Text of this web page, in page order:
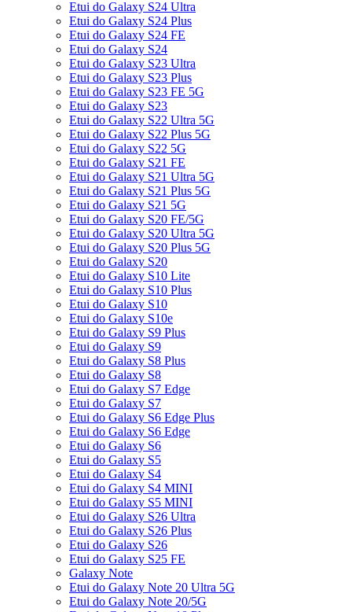
Etui do Galaxy S24 Ultra
Etui do Galaxy S24 Plus
Etui do Galaxy S24 FE
Etui do Galaxy S24
Etui do Galaxy S23 Ultra
Etui do Galaxy S23 Plus
Etui do Galaxy S23 FE 5G
Etui do Galaxy S23
Etui do Galaxy S22 Ultra 5G
Etui do Galaxy S22 Plus 5G
Etui do Galaxy S22 5G
Etui do Galaxy S21 FE
Etui do Galaxy S21 Ultra 5G
Etui do Galaxy S21 Plus 5G
Etui do Galaxy S21 5G
Etui do Galaxy S20 FE/5G
Etui do Galaxy S20 Ultra 5G
Etui do Galaxy S20 Plus 5G
Etui do Galaxy S20
Etui do Galaxy S10 Lite
Etui do Galaxy S10 Plus
Etui do Galaxy S10
Etui do Galaxy S10e
Etui do Galaxy S9 Plus
Etui do Galaxy S9
Etui do Galaxy S8 Plus
Etui do Galaxy S8
Etui do Galaxy S7 Edge
Etui do Galaxy S7
Etui do Galaxy S6 Edge Plus
Etui do Galaxy S6 Edge
Etui do Galaxy S6
Etui do Galaxy S5
Etui do Galaxy S4
Etui do Galaxy S4 MINI
Etui do Galaxy S5 MINI
Etui do Galaxy S26 Ultra
Etui do Galaxy S26 Plus
Etui do Galaxy S26
Etui do Galaxy S25 FE
Galaxy Note
Etui do Galaxy Note 20 Ultra 5G
Etui do Galaxy Note 20/5G